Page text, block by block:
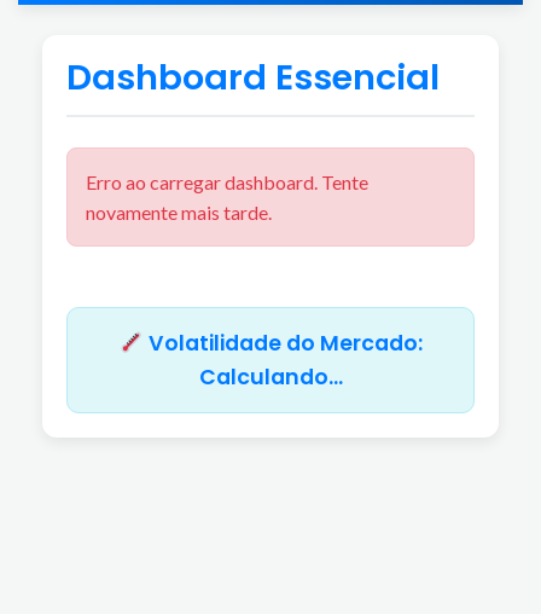
Dashboard Essencial
Erro ao carregar dashboard. Tente
novamente mais tarde.
Volatilidade do Mercado:
Calculando…